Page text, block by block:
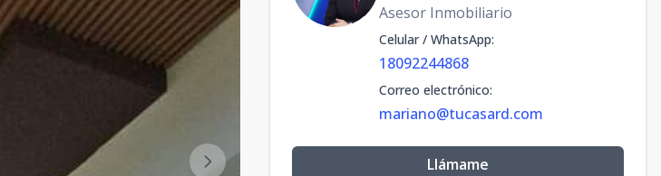
Asesor Inmobiliario
Celular / WhatsApp:
18092244868
Correo electrónico:
mariano@tucasard.com
Llámame